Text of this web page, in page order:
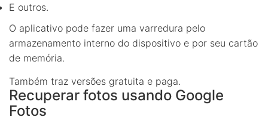
E outros.
O aplicativo pode fazer uma varredura pelo
armazenamento interno do dispositivo e por seu cartão
de memória.
Também traz versões gratuita e paga.
Recuperar fotos usando Google
Fotos